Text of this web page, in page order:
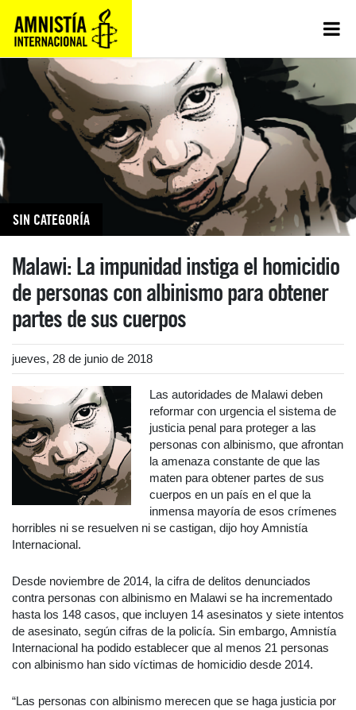
SIN CATEGORÍA
Malawi: La impunidad instiga el homicidio
de personas con albinismo para obtener
partes de sus cuerpos
jueves, 28 de junio de 2018
Las autoridades de Malawi deben
reformar con urgencia el sistema de
justicia penal para proteger a las
personas con albinismo, que afrontan
la amenaza constante de que las
maten para obtener partes de sus
cuerpos en un país en el que la
inmensa mayoría de esos crímenes
horribles ni se resuelven ni se castigan, dijo hoy Amnistía
Internacional.
Desde noviembre de 2014, la cifra de delitos denunciados
contra personas con albinismo en Malawi se ha incrementado
hasta los 148 casos, que incluyen 14 asesinatos y siete intentos
de asesinato, según cifras de la policía. Sin embargo, Amnistía
Internacional ha podido establecer que al menos 21 personas
con albinismo han sido víctimas de homicidio desde 2014.
“Las personas con albinismo merecen que se haga justicia por